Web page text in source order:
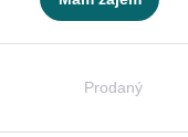
Prodaný